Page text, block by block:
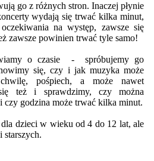
go z różnych stron. Inaczej płynie
wydają się trwać kilka minut,
na występ, zawsze się
zawsze powinien trwać tyle samo!
o czasie - spróbujemy go
się, czy i jak muzyka może
pośpiech, a może nawet
też i sprawdzimy, czy można
czy godzina może trwać kilka minut.
dla dzieci w wieku od 4 do 12 lat, ale
starszych.